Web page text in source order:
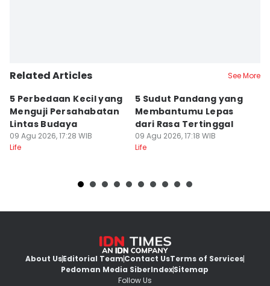
Related Articles See More
5 Perbedaan Kecil yang
Menguji Persahabatan
Lintas Budaya
09 Agu 2026, 17:28 WIB
Life
5 Sudut Pandang yang
Membantumu Lepas
dari Rasa Tertinggal
09 Agu 2026, 17:18 WIB
Life
About UsEditorial TeamContact UsTerms of Services
Pedoman Media SiberIndexSitemap
Follow Us